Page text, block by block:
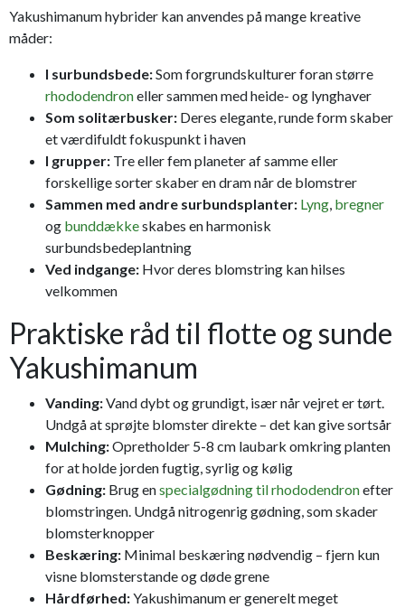
Yakushimanum hybrider kan anvendes på mange kreative
måder:
I surbundsbede:Som forgrundskulturer foran større
rhododendroneller sammen med heide- og lynghaver
Som solitærbusker: Deres elegante, runde form skaber
et værdifuldt fokuspunkt i haven
I grupper: Tre eller fem planeter af samme eller
forskellige sorter skaber en dram når de blomstrer
Sammen med andre surbundsplanter: Lyng, bregner
og bunddækkeskabes en harmonisk
surbundsbedeplantning
Ved indgange: Hvor deres blomstring kan hilses
velkommen
Praktiske råd til flotte og sunde
Yakushimanum
Vanding:Vand dybt og grundigt, især når vejret er tørt.
Undgå at sprøjte blomster direkte – det kan give sortsår
Mulching:Opretholder 5-8 cm laubark omkring planten
for at holde jorden fugtig, syrlig og kølig
Gødning: Brug enspecialgødning til rhododendronefter
blomstringen. Undgå nitrogenrig gødning, som skader
blomsterknopper
Beskæring: Minimal beskæring nødvendig – fjern kun
visne blomsterstande og døde grene
Hårdførhed:Yakushimanum er generelt meget